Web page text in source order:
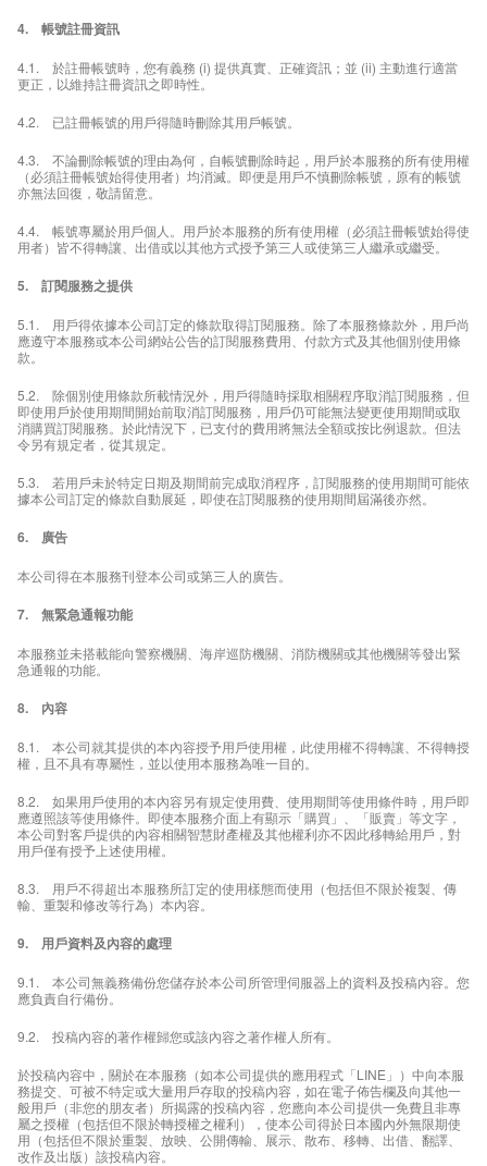
4. 帳號註冊資訊
4.1. 於註冊帳號時，您有義務 (i) 提供真實、正確資訊；並 (ii) 主動進行適當
更正，以維持註冊資訊之即時性。
4.2. 已註冊帳號的用戶得隨時刪除其用戶帳號。
4.3. 不論刪除帳號的理由為何，自帳號刪除時起，用戶於本服務的所有使用權
（必須註冊帳號始得使用者）均消滅。即便是用戶不慎刪除帳號，原有的帳號
亦無法回復，敬請留意。
4.4. 帳號專屬於用戶個人。用戶於本服務的所有使用權（必須註冊帳號始得使
用者）皆不得轉讓、出借或以其他方式授予第三人或使第三人繼承或繼受。
5. 訂閱服務之提供
5.1. 用戶得依據本公司訂定的條款取得訂閱服務。除了本服務條款外，用戶尚
應遵守本服務或本公司網站公告的訂閱服務費用、付款方式及其他個別使用條
款。
5.2. 除個別使用條款所載情況外，用戶得隨時採取相關程序取消訂閱服務，但
即使用戶於使用期間開始前取消訂閱服務，用戶仍可能無法變更使用期間或取
消購買訂閱服務。於此情況下，已支付的費用將無法全額或按比例退款。但法
令另有規定者，從其規定。
5.3. 若用戶未於特定日期及期間前完成取消程序，訂閱服務的使用期間可能依
據本公司訂定的條款自動展延，即使在訂閱服務的使用期間屆滿後亦然。
6. 廣告
本公司得在本服務刊登本公司或第三人的廣告。
7. 無緊急通報功能
本服務並未搭載能向警察機關、海岸巡防機關、消防機關或其他機關等發出緊
急通報的功能。
8. 內容
8.1. 本公司就其提供的本內容授予用戶使用權，此使用權不得轉讓、不得轉授
權，且不具有專屬性，並以使用本服務為唯一目的。
8.2. 如果用戶使用的本內容另有規定使用費、使用期間等使用條件時，用戶即
應遵照該等使用條件。即使本服務介面上有顯示「購買」、「販賣」等文字，
本公司對客戶提供的內容相關智慧財產權及其他權利亦不因此移轉給用戶，對
用戶僅有授予上述使用權。
8.3. 用戶不得超出本服務所訂定的使用樣態而使用（包括但不限於複製、傳
輸、重製和修改等行為）本內容。
9. 用戶資料及內容的處理
9.1. 本公司無義務備份您儲存於本公司所管理伺服器上的資料及投稿內容。您
應負責自行備份。
9.2. 投稿內容的著作權歸您或該內容之著作權人所有。
於投稿內容中，關於在本服務（如本公司提供的應用程式「LINE」）中向本服
務提交、可被不特定或大量用戶存取的投稿內容，如在電子佈告欄及向其他一
般用戶（非您的朋友者）所揭露的投稿內容，您應向本公司提供一免費且非專
屬之授權（包括但不限於轉授權之權利），使本公司得於日本國內外無限期使
用（包括但不限於重製、放映、公開傳輸、展示、散布、移轉、出借、翻譯、
改作及出版）該投稿內容。